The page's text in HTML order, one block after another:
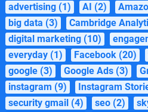
advertising (1) AI (2)
big data (3) Cambridge
digital marketing (10)
everyday (1) Facebook (20)
google (3) Google Ads (3)
instagram (9) Instagram
security gmail (4) seo (2)